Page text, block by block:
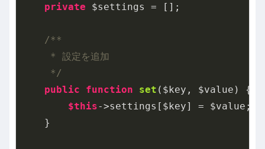
private $settings = [];
/**
     * 設定を追加
     */
public
function set ($key, $value)
{
$this->settings[$key] = $value;
    }